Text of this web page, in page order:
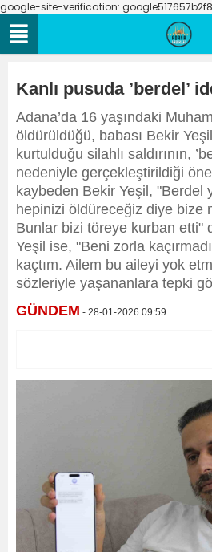
google-site-verification:
Kanlı pusuda ’berdel’
Adana’da 16 yaşındaki
öldürüldüğü, babası Bekir
kurtulduğu silahlı saldırının,
nedeniyle gerçekleştirildiği
kaybeden Bekir Yeşil, "Berdel
hepinizi öldüreceğiz diye bize
Bunlar bizi töreye kurban etti"
Yeşil ise, "Beni zorla
kaçtım. Ailem bu aileyi yok
sözleriyle yaşananlara tepki
GÜNDEM - 28-01-2026 09:59